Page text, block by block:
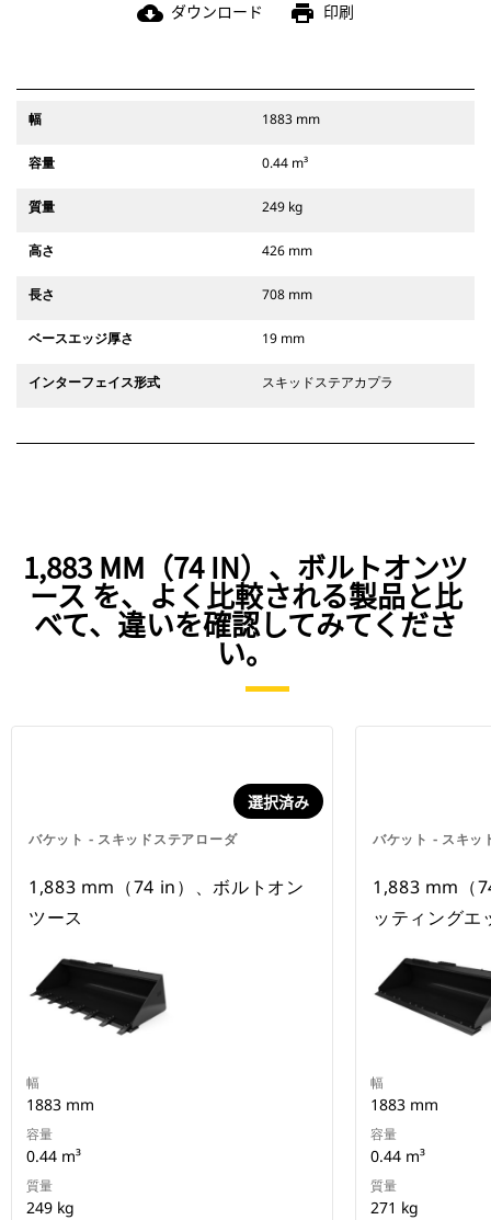
cloud_download ダウンロード print 印刷
幅 1883 mm
容量 0.44 m³
質量 249 kg
高さ 426 mm
長さ 708 mm
ベースエッジ厚さ 19 mm
インターフェイス形式 スキッドステアカプラ
1,883 MM（74 IN）、ボルトオンツ
ース を、よく比較される製品と比
べて、違いを確認してみてくださ
い。
バケット - スキッドステアローダ
選択済み
1,883 mm（74 in）、ボルトオン
ツース
幅
1883 mm
容量
0.44 m³
質量
249 kg
バケット - スキッ
1,883 mm（
ッティングエ
幅
1883 mm
容量
0.44 m³
質量
271 kg